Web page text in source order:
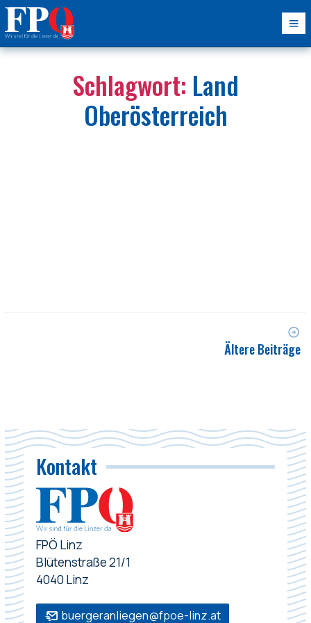
Schlagwort: Land
Oberösterreich
Ältere Beiträge
Kontakt
FPÖ Linz
Blütenstraße 21/1
4040 Linz
buergeranliegen@fpoe-linz.at